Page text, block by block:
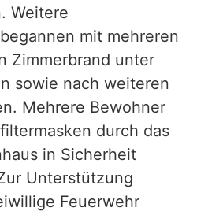
Weitere
mit mehreren
Zimmerbrand unter
sowie nach weiteren
Mehrere Bewohner
durch das
in Sicherheit
Unterstützung
Feuerwehr